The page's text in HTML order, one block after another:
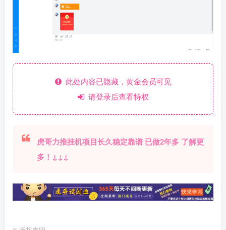
此处内容已隐藏，黄金会员可见
请登录后查看特权
虎哥力推挂机项目长久稳定靠谱 已做2年多 了解更
多！↓↓↓